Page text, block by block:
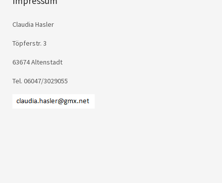
Claudia Hasler
Töpferstr. 3
63674 Altenstadt
Tel. 06047/3029055